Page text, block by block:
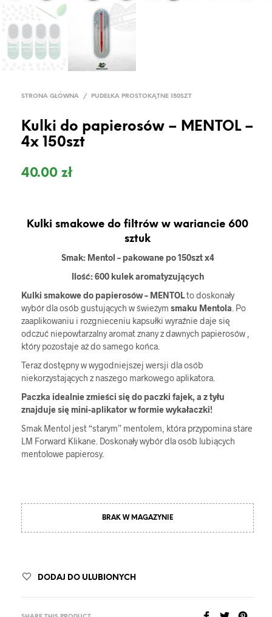
STRONA GŁÓWNA / PUDEŁKA PROSTOKĄTNE 150SZT
Kulki do papierosów – MENTOL –
4x 150szt
40.00 zł
Kulki smakowe do filtrów w wariancie 600
sztuk
Smak: Mentol – pakowane po 150szt x4
Ilość: 600 kulek aromatyzujących
Kulki smakowe do papierosów – MENTOLto doskonały
wybór dla osób gustujących w świeżym smaku Mentola . Po
zaaplikowaniu i rozgnieceniu kapsułki wyraźnie daje się
odczuć niepowtarzalny aromat znany z dawnych papierosów ,
który pozostaje aż do samego końca.
Teraz dostępny w wygodniejszej wersji dla osób
niekorzystających z naszego markowego aplikatora.
Paczka idealnie zmieści się do paczki fajek, a z tyłu
znajduje się mini-aplikator w formie wykałaczki!
Smak Mentol jest “starym” mentolem, która przypomina stare
LM Forward Klikane. Doskonały wybór dla osób lubiących
mentolowe papierosy.
BRAK W MAGAZYNIE
DODAJ DO ULUBIONYCH